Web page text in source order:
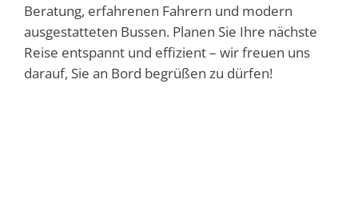
Beratung, erfahrenen Fahrern und modern
ausgestatteten Bussen. Planen Sie Ihre nächste
Reise entspannt und effizient – wir freuen uns
darauf, Sie an Bord begrüßen zu dürfen!